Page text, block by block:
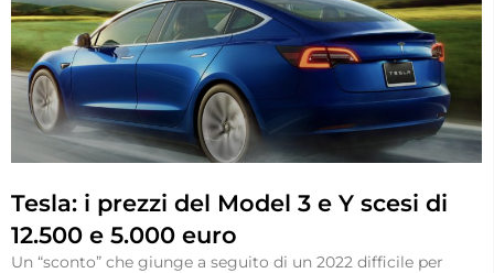
Tesla: i prezzi del Model 3 e Y scesi di
12.500 e 5.000 euro
Un “sconto” che giunge a seguito di un 2022 difficile per